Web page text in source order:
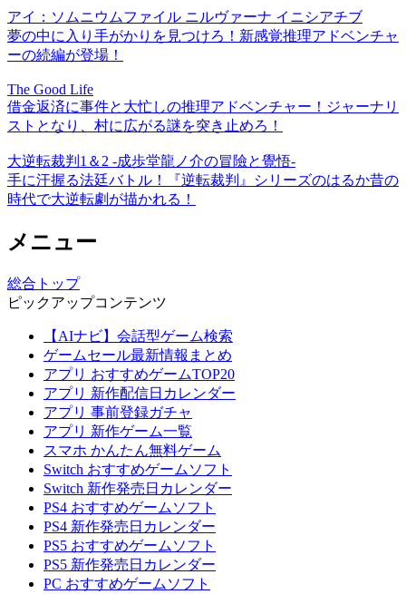
アイ：ソムニウムファイル ニルヴァーナ イニシアチブ
夢の中に入り手がかりを見つけろ！新感覚推理アドベンチャ
ーの続編が登場！
The Good Life
借金返済に事件と大忙しの推理アドベンチャー！ジャーナリ
ストとなり、村に広がる謎を突き止めろ！
大逆転裁判1＆2 -成歩堂龍ノ介の冒險と覺悟-
手に汗握る法廷バトル！『逆転裁判』シリーズのはるか昔の
時代で大逆転劇が描かれる！
メニュー
総合トップ
ピックアップコンテンツ
【AIナビ】会話型ゲーム検索
ゲームセール最新情報まとめ
アプリ おすすめゲームTOP20
アプリ 新作配信日カレンダー
アプリ 事前登録ガチャ
アプリ 新作ゲーム一覧
スマホ かんたん無料ゲーム
Switch おすすめゲームソフト
Switch 新作発売日カレンダー
PS4 おすすめゲームソフト
PS4 新作発売日カレンダー
PS5 おすすめゲームソフト
PS5 新作発売日カレンダー
PC おすすめゲームソフト